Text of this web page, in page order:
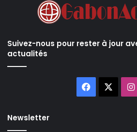
Suivez-nous pour rester à jour
actualités
Facebook
Newsletter